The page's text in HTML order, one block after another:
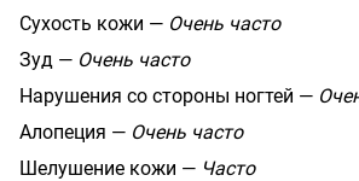
Сухость кожи — Очень часто
Зуд — Очень часто
Нарушения со стороны ногтей —
Алопеция — Очень часто
Шелушение кожи — Часто